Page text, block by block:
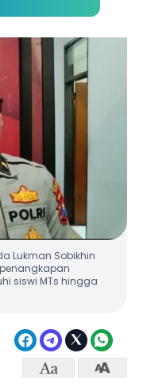
Lukman Sobikhin
siswi MTs hingga